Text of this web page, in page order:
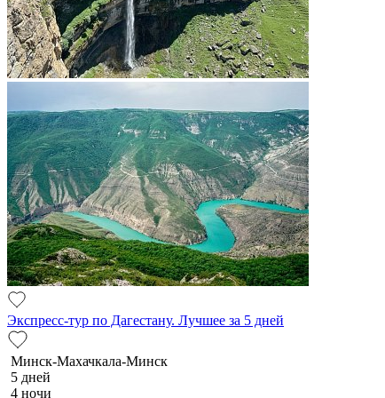
Экспресс-тур по Дагестану. Лучшее за 5 дней
Минск-Махачкала-Минск
5 дней
4 ночи